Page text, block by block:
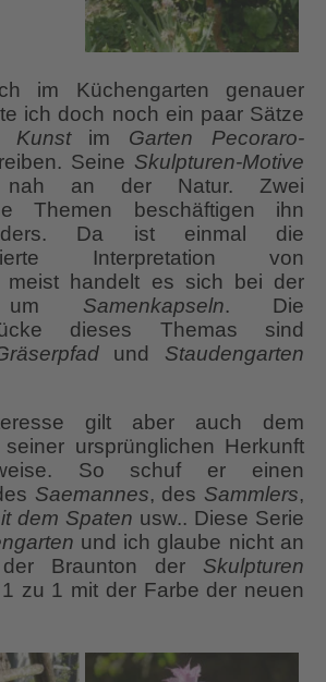
im Küchengarten genauer
ich doch noch ein paar Sätze
Kunstim Garten Pecoraro-
Seine Skulpturen-Motive
nah an der Natur. Zwei
Themen beschäftigen ihn
Da ist einmal die
Interpretation von
meist handelt es sich bei der
um Samenkapseln. Die
dieses Themas sind
und Staudengarten
gilt aber auch dem
ursprünglichen Herkunft
So schuf er einen
Saemannes, des Sammlers,
dem Spaten usw.. Diese Serie
und ich glaube nicht an
Braunton der Skulpturen
zu 1 mit der Farbe der neuen